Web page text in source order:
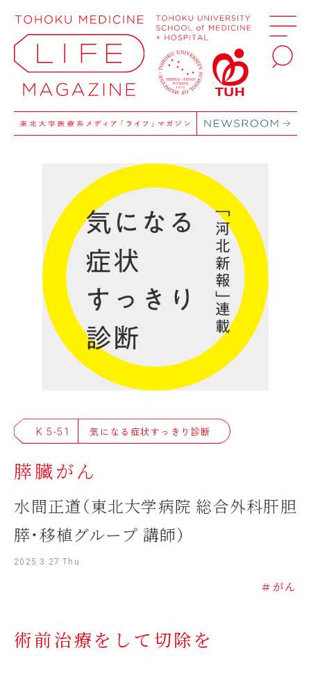
K 5-51 気になる症状すっきり診断
膵臓がん
水間正道（東北大学病院 総合外科肝胆
膵・移植グループ 講師）
2025.3.27 Thu
＃がん
術前治療をして切除を